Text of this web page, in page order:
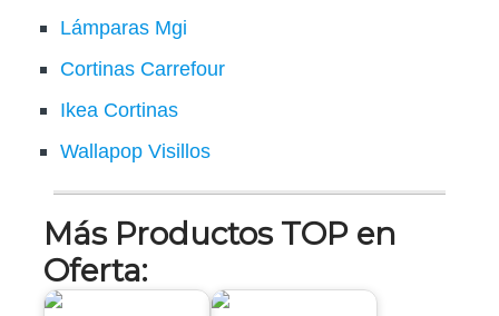
Lámparas Mgi
Cortinas Carrefour
Ikea Cortinas
Wallapop Visillos
Más Productos TOP en
Oferta: